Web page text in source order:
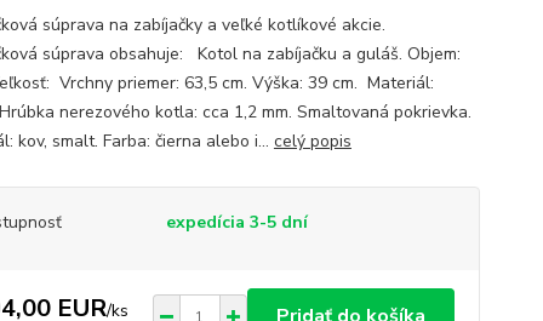
súprava na zabíjačky a veľké kotlíkové akcie.
súprava obsahuje: Kotol na zabíjačku a guláš. Objem:
Vrchny priemer: 63,5 cm. Výška: 39 cm. Materiál:
nerezového kotla: cca 1,2 mm. Smaltovaná pokrievka.
kov, smalt. Farba: čierna alebo i... celý popis
expedícia 3-5 dní
EUR/ks